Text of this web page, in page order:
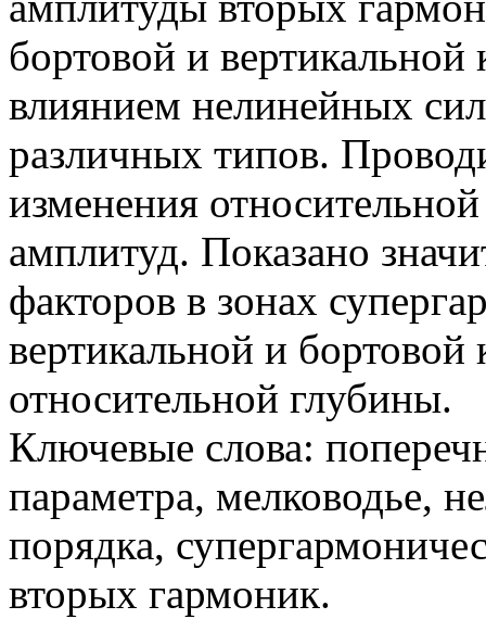
бортовой и вертикальной
влиянием нелинейных
различных типов.
изменения
амплитуд. Показано
факторов в зонах
вертикальной и
относительной глубины.
Ключевые слова:
параметра, мелководье,
порядка,
вторых гармоник.